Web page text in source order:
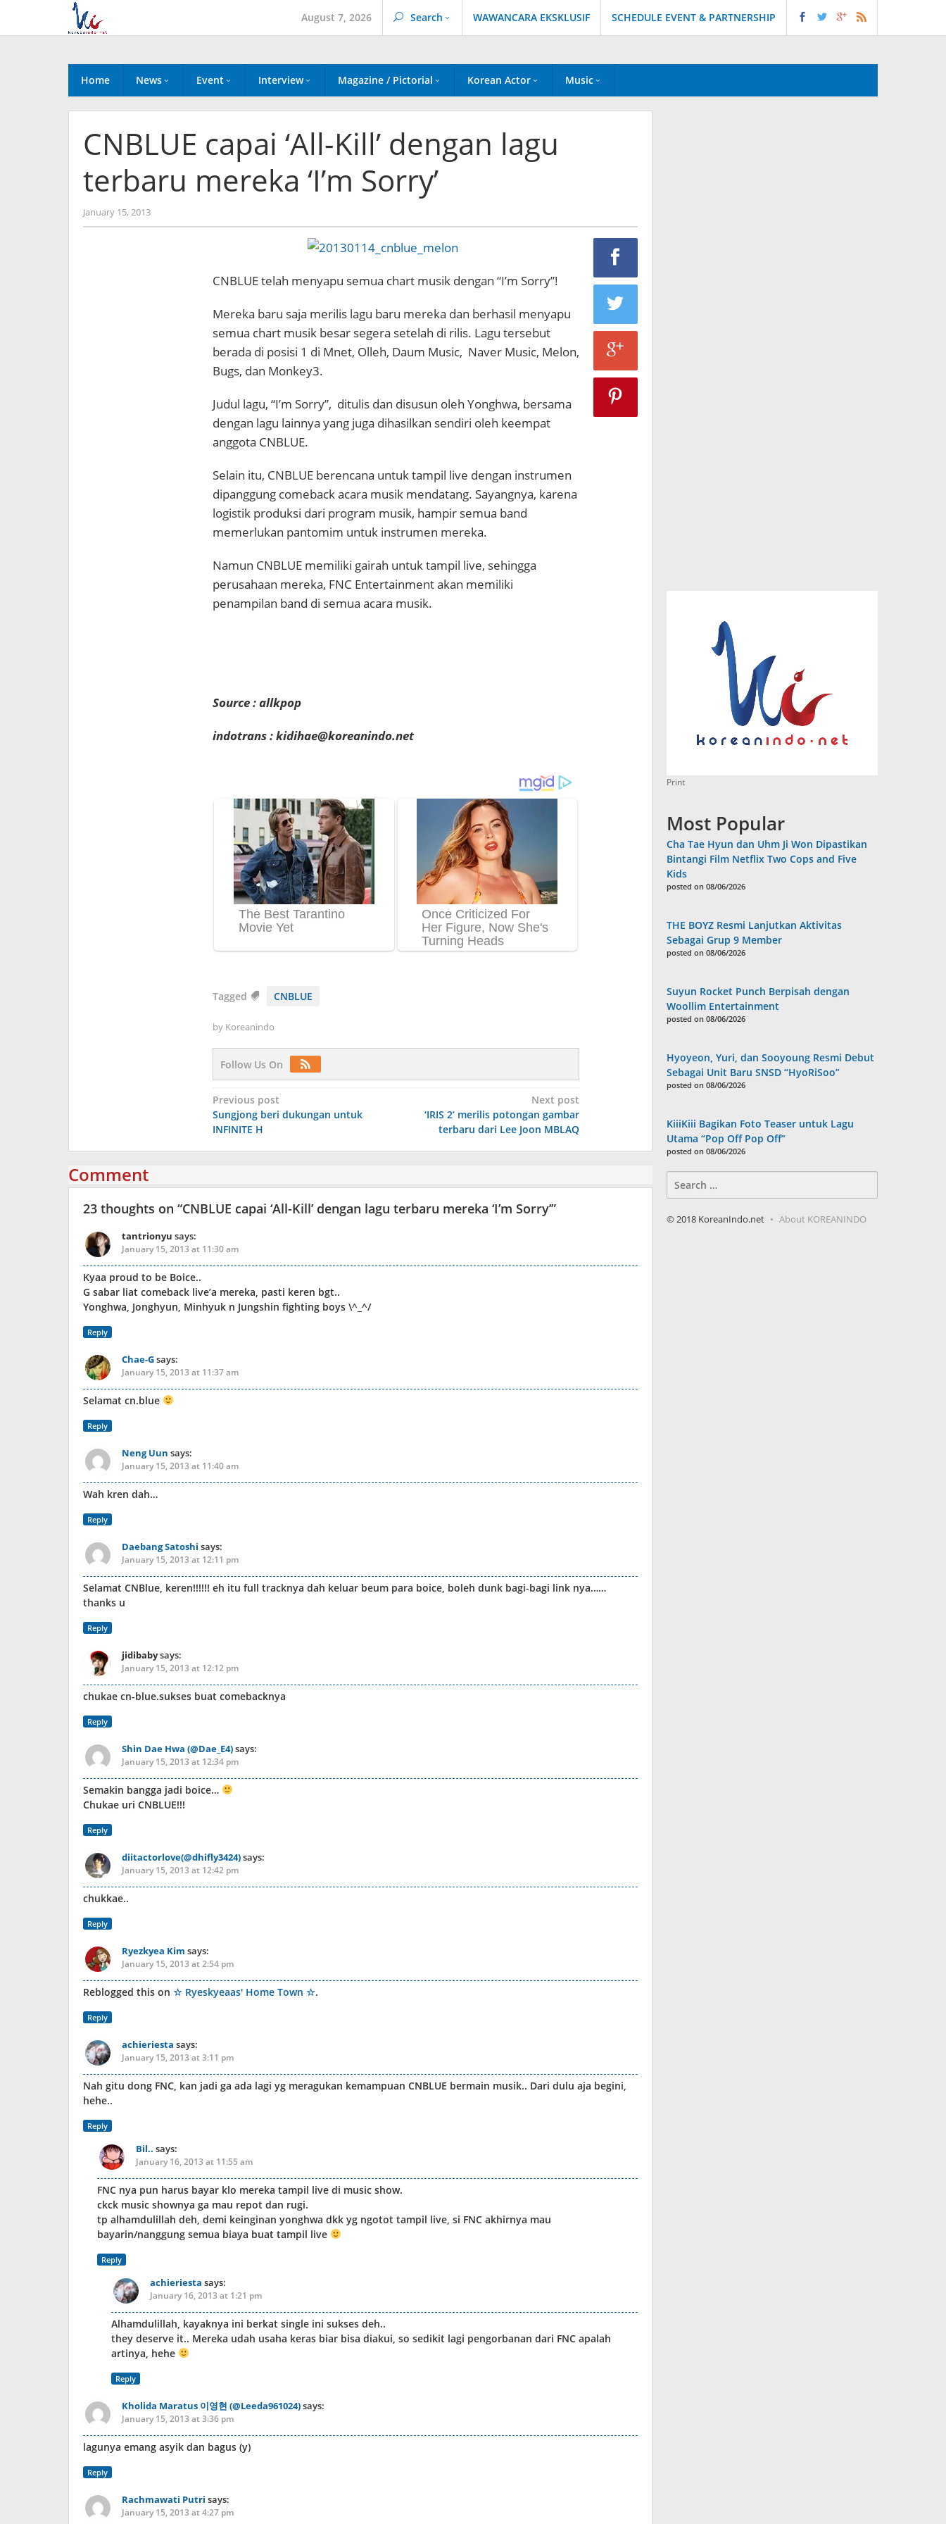
content
August 7, 2026 Search WAWANCARA EKSKLUSIF SCHEDULE EVENT & PARTNERSHIP
Home News Event Interview Magazine / Pictorial Korean Actor Music
CNBLUE capai ‘All-Kill’ dengan lagu
terbaru mereka ‘I’m Sorry’
January 15, 2013by
Koreanindo
CNBLUE telah menyapu semua chart musik dengan “I’m Sorry”!
Mereka baru saja merilis lagu baru mereka dan berhasil menyapu
semua chart musik besar segera setelah di rilis. Lagu tersebut
berada di posisi 1 di Mnet, Olleh, Daum Music, Naver Music, Melon,
Bugs, dan Monkey3.
Judul lagu, “I’m Sorry”, ditulis dan disusun oleh Yonghwa, bersama
dengan lagu lainnya yang juga dihasilkan sendiri oleh keempat
anggota CNBLUE.
Selain itu, CNBLUE berencana untuk tampil live dengan instrumen
dipanggung comeback acara musik mendatang. Sayangnya, karena
logistik produksi dari program musik, hampir semua band
memerlukan pantomim untuk instrumen mereka.
Namun CNBLUE memiliki gairah untuk tampil live, sehingga
perusahaan mereka, FNC Entertainment akan memiliki
penampilan band di semua acara musik.
Source : allkpop
indotrans : kidihae@koreanindo.net
Tagged CNBLUE
by Koreanindo
Follow Us On
Post
navigation
Previous post
Sungjong beri dukungan untuk
INFINITE H
Next post
‘IRIS 2’ merilis potongan gambar
terbaru dari Lee Joon MBLAQ
Comment
23 thoughts on “CNBLUE capai ‘All-Kill’ dengan lagu terbaru mereka ‘I’m Sorry’”
tantrionyu says:
January 15, 2013 at 11:30 am
Kyaa proud to be Boice..
G sabar liat comeback live’a mereka, pasti keren bgt..
Yonghwa, Jonghyun, Minhyuk n Jungshin fighting boys \^_^/
Reply
Chae-Gsays:
January 15, 2013 at 11:37 am
Selamat cn.blue
Reply
Neng Uun says:
January 15, 2013 at 11:40 am
Wah kren dah…
Reply
Daebang Satoshi says:
January 15, 2013 at 12:11 pm
Selamat CNBlue, keren!!!!!! eh itu full tracknya dah keluar beum para boice, boleh dunk bagi-bagi link nya……
thanks u
Reply
jidibabysays:
January 15, 2013 at 12:12 pm
chukae cn-blue.sukses buat comebacknya
Reply
Shin Dae Hwa (@Dae_E4)says:
January 15, 2013 at 12:34 pm
Semakin bangga jadi boice…
Chukae uri CNBLUE!!!
Reply
diitactorlove(@dhifly3424)says:
January 15, 2013 at 12:42 pm
chukkae..
Reply
Ryezkyea Kim says:
January 15, 2013 at 2:54 pm
Reblogged this on ☆ Ryeskyeaas' Home Town ☆.
Reply
achieriesta says:
January 15, 2013 at 3:11 pm
Nah gitu dong FNC, kan jadi ga ada lagi yg meragukan kemampuan CNBLUE bermain musik.. Dari dulu aja begini,
hehe..
Reply
Bil.. says:
January 16, 2013 at 11:55 am
FNC nya pun harus bayar klo mereka tampil live di music show.
ckck music shownya ga mau repot dan rugi.
tp alhamdulillah deh, demi keinginan yonghwa dkk yg ngotot tampil live, si FNC akhirnya mau
bayarin/nanggung semua biaya buat tampil live
Reply
achieriesta says:
January 16, 2013 at 1:21 pm
Alhamdulillah, kayaknya ini berkat single ini sukses deh..
they deserve it.. Mereka udah usaha keras biar bisa diakui, so sedikit lagi pengorbanan dari FNC apalah
artinya, hehe
Reply
Kholida Maratus 이영현 (@Leeda961024)says:
January 15, 2013 at 3:36 pm
lagunya emang asyik dan bagus (y)
Reply
Rachmawati Putri says:
January 15, 2013 at 4:27 pm
Print
Most Popular
Cha Tae Hyun dan Uhm Ji Won Dipastikan
Bintangi Film Netflix Two Cops and Five
Kids
posted on 08/06/2026
THE BOYZ Resmi Lanjutkan Aktivitas
Sebagai Grup 9 Member
posted on 08/06/2026
Suyun Rocket Punch Berpisah dengan
Woollim Entertainment
posted on 08/06/2026
Hyoyeon, Yuri, dan Sooyoung Resmi Debut
Sebagai Unit Baru SNSD “HyoRiSoo”
posted on 08/06/2026
KiiiKiii Bagikan Foto Teaser untuk Lagu
Utama “Pop Off Pop Off”
posted on 08/06/2026
for:
© 2018 KoreanIndo.net About KOREANINDO